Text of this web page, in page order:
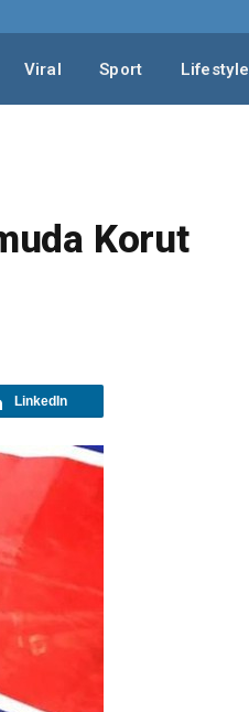
Viral Sport Lifestyle
Korut
LinkedIn